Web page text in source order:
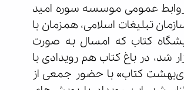
عمومی موسسه سوره امید
تبلیغات اسلامی، همزمان با
کتاب که امسال به صورت
شد، در باغ کتاب هم رویدادی با
کتاب» با حضور جمعی از